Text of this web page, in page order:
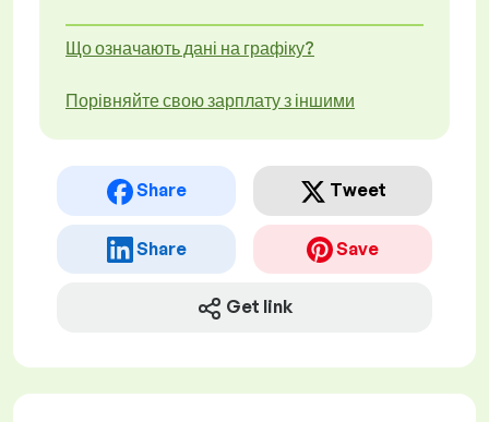
Що означають дані на графіку?
Порівняйте свою зарплату з іншими
Share Tweet
Share Save
Get link